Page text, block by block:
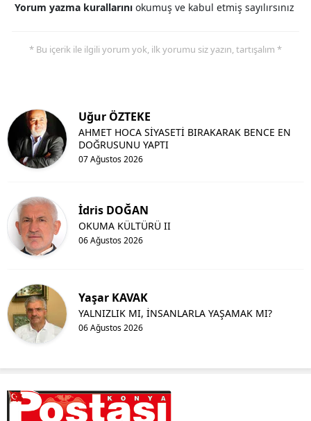
Yorum yazma kurallarını okumuş ve kabul etmiş sayılırsınız
* Bu içerik ile ilgili yorum yok, ilk yorumu siz yazın, tartışalım *
Uğur ÖZTEKE
07 Ağustos 2026
AHMET HOCA SİYASETİ BIRAKARAK BENCE EN
DOĞRUSUNU YAPTI
İdris DOĞAN
06 Ağustos 2026
OKUMA KÜLTÜRÜ II
Yaşar KAVAK
06 Ağustos 2026
YALNIZLIK MI, İNSANLARLA YAŞAMAK MI?